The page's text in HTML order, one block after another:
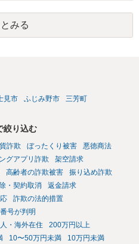
養育費は実子の進学費用の趣旨も
学進学について貴殿が了解したわ
。 こうした場合には、支払を拒ん
って強制される可能性は低いとい
みる
見市 ふじみ野市 三芳町
絞り込む
詐欺 ぼったくり被害
悪徳商法
グアプリ詐欺
架空請求
高齢者の詐欺被害
振り込め詐欺
・契約取消
返金請求
詐欺の法的措置
号が判明
・海外在住
200万円以上
10〜50万円未満 10万円未満